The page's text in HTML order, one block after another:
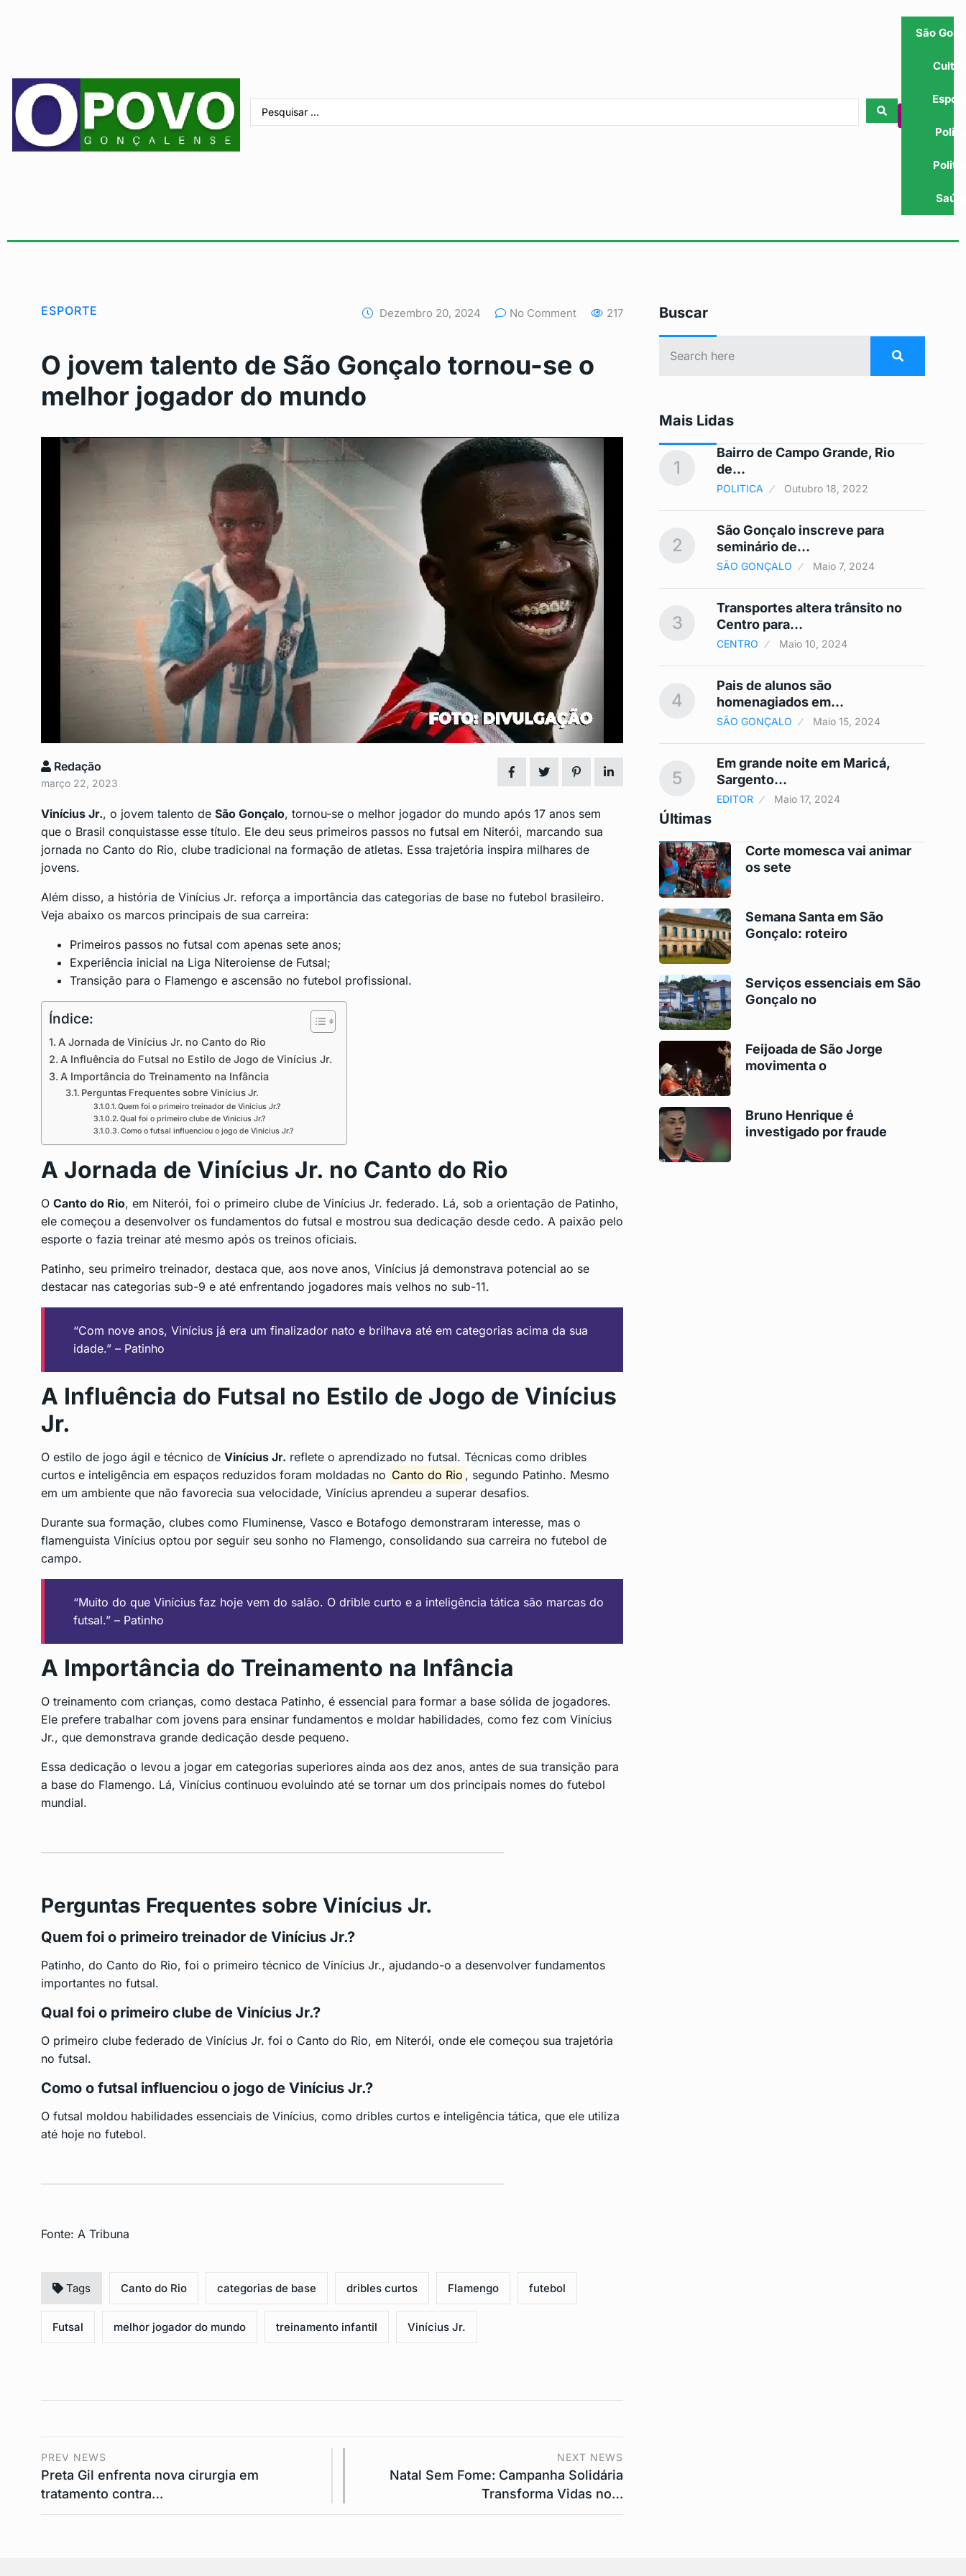
São
ESPORTE Dezembro 20, 2024 No Comment 217
O jovem talento de São Gonçalo tornou-se o
melhor jogador do mundo
Redação
março 22, 2023
Vinícius Jr., o jovem talento de São Gonçalo, tornou-se o melhor jogador do mundo após 17 anos sem
que o Brasil conquistasse esse título. Ele deu seus primeiros passos no futsal em Niterói, marcando sua
jornada no Canto do Rio, clube tradicional na formação de atletas. Essa trajetória inspira milhares de
jovens.
Além disso, a história de Vinícius Jr. reforça a importância das categorias de base no futebol brasileiro.
Veja abaixo os marcos principais de sua carreira:
Primeiros passos no futsal com apenas sete anos;
Experiência inicial na Liga Niteroiense de Futsal;
Transição para o Flamengo e ascensão no futebol profissional.
Índice:
A Jornada de Vinícius Jr. no Canto do Rio
A Influência do Futsal no Estilo de Jogo de Vinícius Jr.
A Importância do Treinamento na Infância
Perguntas Frequentes sobre Vinícius Jr.
Quem foi o primeiro treinador de Vinícius Jr.?
Qual foi o primeiro clube de Vinícius Jr.?
Como o futsal influenciou o jogo de Vinícius Jr.?
A Jornada de Vinícius Jr. no Canto do Rio
O Canto do Rio, em Niterói, foi o primeiro clube de Vinícius Jr. federado. Lá, sob a orientação de Patinho,
ele começou a desenvolver os fundamentos do futsal e mostrou sua dedicação desde cedo. A paixão pelo
esporte o fazia treinar até mesmo após os treinos oficiais.
Patinho, seu primeiro treinador, destaca que, aos nove anos, Vinícius já demonstrava potencial ao se
destacar nas categorias sub-9 e até enfrentando jogadores mais velhos no sub-11.
“Com nove anos, Vinícius já era um finalizador nato e brilhava até em categorias acima da sua
idade.” – Patinho
A Influência do Futsal no Estilo de Jogo de Vinícius
Jr.
O estilo de jogo ágil e técnico de Vinícius Jr. reflete o aprendizado no futsal. Técnicas como dribles
curtos e inteligência em espaços reduzidos foram moldadas no Canto do Rio , segundo Patinho. Mesmo
em um ambiente que não favorecia sua velocidade, Vinícius aprendeu a superar desafios.
Durante sua formação, clubes como Fluminense, Vasco e Botafogo demonstraram interesse, mas o
flamenguista Vinícius optou por seguir seu sonho no Flamengo, consolidando sua carreira no futebol de
campo.
“Muito do que Vinícius faz hoje vem do salão. O drible curto e a inteligência tática são marcas do
futsal.” – Patinho
A Importância do Treinamento na Infância
O treinamento com crianças, como destaca Patinho, é essencial para formar a base sólida de jogadores.
Ele prefere trabalhar com jovens para ensinar fundamentos e moldar habilidades, como fez com Vinícius
Jr., que demonstrava grande dedicação desde pequeno.
Essa dedicação o levou a jogar em categorias superiores ainda aos dez anos, antes de sua transição para
a base do Flamengo. Lá, Vinícius continuou evoluindo até se tornar um dos principais nomes do futebol
mundial.
Perguntas Frequentes sobre Vinícius Jr.
Quem foi o primeiro treinador de Vinícius Jr.?
Patinho, do Canto do Rio, foi o primeiro técnico de Vinícius Jr., ajudando-o a desenvolver fundamentos
importantes no futsal.
Qual foi o primeiro clube de Vinícius Jr.?
O primeiro clube federado de Vinícius Jr. foi o Canto do Rio, em Niterói, onde ele começou sua trajetória
no futsal.
Como o futsal influenciou o jogo de Vinícius Jr.?
O futsal moldou habilidades essenciais de Vinícius, como dribles curtos e inteligência tática, que ele utiliza
até hoje no futebol.
Fonte: A Tribuna
Tags Canto do Rio categorias de base dribles curtos Flamengo futebol
Futsal melhor jogador do mundo treinamento infantil Vinícius Jr.
PREV NEWS
Preta Gil enfrenta nova cirurgia em
tratamento contra…
NEXT NEWS
Natal Sem Fome: Campanha Solidária
Transforma Vidas no…
Buscar
Mais Lidas
Programa de nutrição de São
Gonçalo…
SAÚDE Maio 23, 2024
Lagoinha vai ganhar nova clínica
municipal
LAGOINHA Maio 28, 2024
8
Cirurgias Oncológicas em São
Gonçalo: Um…
DESTAQUE Junho 3, 2024
9
Lula assina MP para preservar
empregos…
POLITICA Junho 6, 2024
São Gonçalo mantém ações de
combate…
SAÚDE Junho 18, 2024
12
Revitalização da Curva Chico
Anysio
DESTAQUE Junho 20, 2024
SEGUE A VACINAÇÃO CONTRA A
Junho 25, 2024
14
São Gonçalo debate práticas na
Educação…
DESTAQUE Junho 28, 2024
Vídeo Mostra Camareira Sendo
Socorrida por…
1
Bairro de Campo Grande, Rio
de…
POLITICA Outubro 18, 2022
2
São Gonçalo inscreve para
seminário de…
SÃO GONÇALO Maio 7, 2024
3
Transportes altera trânsito no
Centro para…
CENTRO Maio 10, 2024
4
Pais de alunos são
homenagiados em…
SÃO GONÇALO Maio 15, 2024
5
Em grande noite em Maricá,
Sargento…
EDITOR Maio 17, 2024
Últimas
Corte momesca vai animar
os sete
Semana Santa em São
Gonçalo: roteiro
Serviços essenciais em São
Gonçalo no
Feijoada de São Jorge
movimenta o
Bruno Henrique é
investigado por fraude